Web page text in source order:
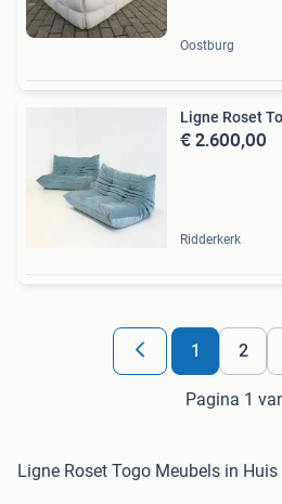
Oostburg
Ligne Roset
€ 2.600,00
Ridderkerk
1 2
Pagina 1
Ligne Roset Togo Meubels in